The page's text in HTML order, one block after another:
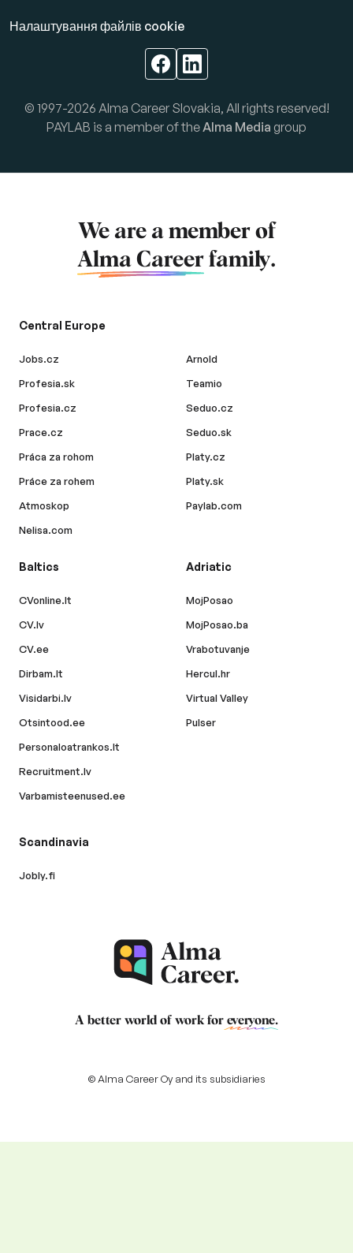
Налаштування файлів cookie
© 1997-2026 Alma Career Slovakia, All rights reserved!
PAYLAB is a member of the Alma Media group
We are a member of
Alma Career family.
Central Europe
Jobs.cz
Profesia.sk
Profesia.cz
Prace.cz
Práca za rohom
Práce za rohem
Atmoskop
Nelisa.com
Arnold
Teamio
Seduo.cz
Seduo.sk
Platy.cz
Platy.sk
Paylab.com
Baltics
CVonline.lt
CV.lv
CV.ee
Dirbam.lt
Visidarbi.lv
Otsintood.ee
Personaloatrankos.lt
Recruitment.lv
Varbamisteenused.ee
Adriatic
MojPosao
MojPosao.ba
Vrabotuvanje
Hercul.hr
Virtual Valley
Pulser
Scandinavia
Jobly.fi
A better world of work for everyone.
© Alma Career Oy and its subsidiaries